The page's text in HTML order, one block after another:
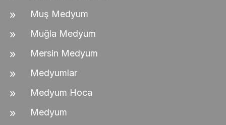
Muş Medyum
Muğla Medyum
Mersin Medyum
Medyumlar
Medyum Hoca
Medyum